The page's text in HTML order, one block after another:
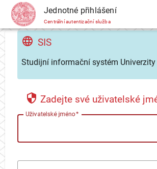
CAS Jednotné přihlášení
Centrální autentizační služba
SIS
Studijní informační systém
Zadejte své uživatelské
Uživatelské jméno